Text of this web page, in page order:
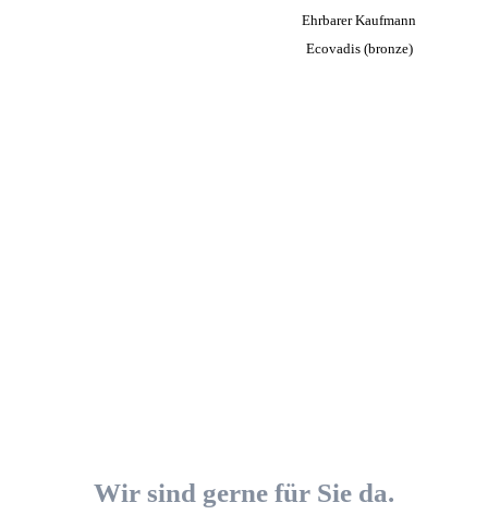
Ehrbarer Kaufmann
Ecovadis (bronze)
Wir sind gerne für Sie da.